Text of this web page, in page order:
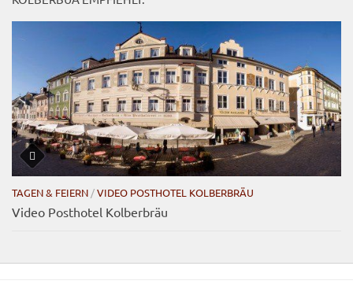
TAGEN & FEIERN /VIDEO POSTHOTEL KOLBERBRÄU
Video Posthotel Kolberbräu